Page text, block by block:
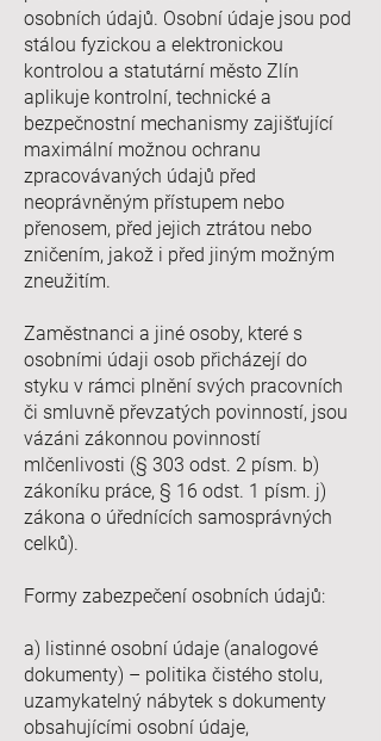
osobních údajů. Osobní údaje jsou pod
stálou fyzickou a elektronickou
kontrolou a statutární město Zlín
aplikuje kontrolní, technické a
bezpečnostní mechanismy zajišťující
maximální možnou ochranu
zpracovávaných údajů před
neoprávněným přístupem nebo
přenosem, před jejich ztrátou nebo
zničením, jakož i před jiným možným
zneužitím.
Zaměstnanci a jiné osoby, které s
osobními údaji osob přicházejí do
styku v rámci plnění svých pracovních
či smluvně převzatých povinností, jsou
vázáni zákonnou povinností
mlčenlivosti (§ 303 odst. 2 písm. b)
zákoníku práce, § 16 odst. 1 písm. j)
zákona o úřednících samosprávných
celků).
Formy zabezpečení osobních údajů:
a) listinné osobní údaje (analogové
dokumenty) – politika čistého stolu,
uzamykatelný nábytek s dokumenty
obsahujícími osobní údaje,